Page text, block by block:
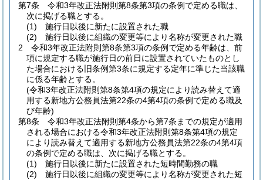
第7条
令和3年改正法附則第8条第3項の条例で定める職は、
次に掲げる職とする。
(1)
施行日以後に新たに設置された職
(2)
施行日以後に組織の変更等により名称が変更された職
2
令和3年改正法附則第8条第3項の条例で定める年齢は、前
項に規定する職が施行日の前日に設置されていたものとし
た場合における旧条例第3条に規定する定年に準じた当該職
に係る年齢とする。
(令和3年改正法附則第8条第4項の規定により読み替えて適
用する新地方公務員法第22条の4第4項の条例で定める職及
び年齢)
第8条
令和3年改正法附則第4条から第7条までの規定が適用
される場合における令和3年改正法附則第8条第4項の規定
により読み替えて適用する新地方公務員法第22条の4第4項
の条例で定める職は、次に掲げる職とする。
(1)
施行日以後に新たに設置された短時間勤務の職
(2)
施行日以後に組織の変更等により名称が変更された短